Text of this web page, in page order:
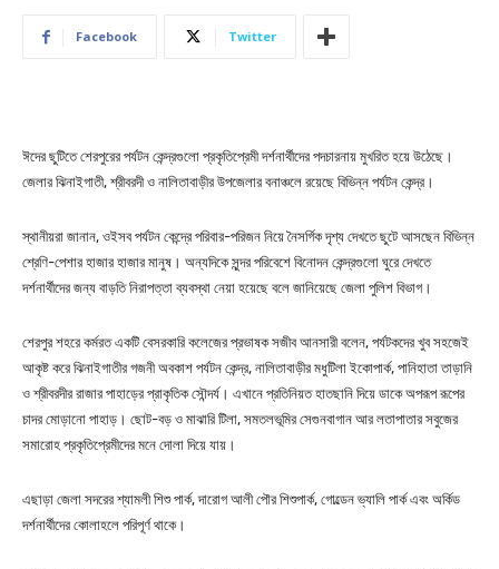
Facebook Twitter
ঈদের ছুটিতে শেরপুরের পর্যটন কেন্দ্রগুলো প্রকৃতিপ্রেমী দর্শনার্থীদের পদচারনায় মুখরিত হয়ে উঠেছে।
জেলার ঝিনাইগাতী, শ্রীবরদী ও নালিতাবাড়ীর উপজেলার বনাঞ্চলে রয়েছে বিভিন্ন পর্যটন কেন্দ্র।
স্থানীয়রা জানান, ওইসব পর্যটন কেন্দ্রে পরিবার-পরিজন নিয়ে নৈসর্গিক দৃশ্য দেখতে ছুটে আসছেন বিভিন্ন
শ্রেণি-পেশার হাজার হাজার মানুষ। অন্যদিকে সুন্দর পরিবেশে বিনোদন কেন্দ্রগুলো ঘুরে দেখতে
দর্শনার্থীদের জন্য বাড়তি নিরাপত্তা ব্যবস্থা নেয়া হয়েছে বলে জানিয়েছে জেলা পুলিশ বিভাগ।
শেরপুর শহরে কর্মরত একটি বেসরকারি কলেজের প্রভাষক সজীব আনসারী বলেন, পর্যটকদের খুব সহজেই
আকৃষ্ট করে ঝিনাইগাতীর গজনী অবকাশ পর্যটন কেন্দ্র, নালিতাবাড়ীর মধুটিলা ইকোপার্ক, পানিহাতা তাড়ানি
ও শ্রীবরদীর রাজার পাহাড়ের প্রাকৃতিক সৌন্দর্য। এখানে প্রতিনিয়ত হাতছানি দিয়ে ডাকে অপরূপ রূপের
চাদর মোড়ানো পাহাড়। ছোট-বড় ও মাঝারি টিলা, সমতলভূমির সেগুনবাগান আর লতাপাতার সবুজের
সমারোহ প্রকৃতিপ্রেমীদের মনে দোলা দিয়ে যায়।
এছাড়া জেলা সদরের শ্যামলী শিশু পার্ক, দারোগ আলী পৌর শিশুপার্ক, গোল্ডেন ভ্যালি পার্ক এবং অর্কিড
দর্শনার্থীদের কোলাহলে পরিপূর্ণ থাকে।